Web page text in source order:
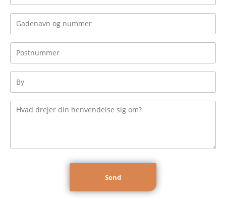
*
nummer
Fortæl
du
skal
have